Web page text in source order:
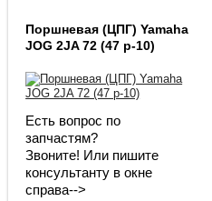
Поршневая (ЦПГ) Yamaha
JOG 2JA 72 (47 p-10)
Есть вопрос по
запчастям?
Звоните! Или пишите
консультанту в окне
справа-->